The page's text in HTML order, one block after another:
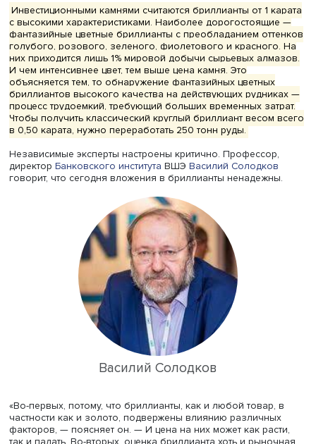
продукта, в первую очередь, как говорит Дмитрий
для клиентов private banking. Помимо известных редких
индивидуальных бриллиантов, рынок которых
порог входа от 50 тысяч долларов, «разработан новый
продукт, аналогов которому на рынке не было, —
“бриллиантовые корзины” с опцией обратного
его словам, стоимость бриллиантов рассчитывается на
регулярно обновляемого агрегированного индекса,
отражает динамику цен на международном рынке.
инвесторам также будет доступна опция хранения
создания ювелирных украшений по индивидуальному
Справедливости ради стоит оговориться, что с
инвестиционной точки зрения бриллианты интересны
всего состоятельным клиентам.
Инвестиционными камнями считаются бриллианты от 1
с высокими характеристиками. Наиболее
фантазийные цветные бриллианты с преобладанием
голубого, розового, зеленого, фиолетового и
них приходится лишь 1% мировой добычи сырьевых
И чем интенсивнее цвет, тем выше цена камня. Это
объясняется тем, то обнаружение фантазийных цветных
бриллиантов высокого качества на действующих
процесс трудоемкий, требующий больших временных
Чтобы получить классический круглый бриллиант
в 0,50 карата, нужно переработать 250 тонн руды.
директорБанковского институтаВШЭВасилий
говорит, что сегодня вложения в бриллианты